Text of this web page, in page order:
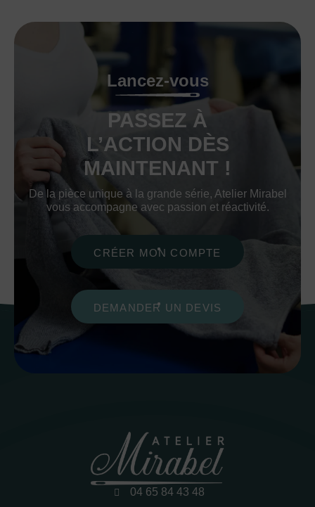
Lancez-vous
PASSEZ À
L’ACTION DÈS
MAINTENANT !
De la pièce unique à la grande série, Atelier Mirabel
vous accompagne avec passion et réactivité.
CRÉER MON COMPTE
DEMANDER UN DEVIS
04 65 84 43 48